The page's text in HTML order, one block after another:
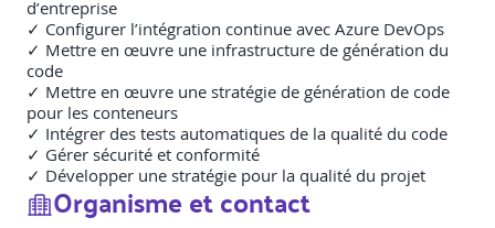
d’entreprise
✓ Configurer l’intégration continue avec Azure DevOps
✓ Mettre en œuvre une infrastructure de génération du
code
✓ Mettre en œuvre une stratégie de génération de code
pour les conteneurs
✓ Intégrer des tests automatiques de la qualité du code
✓ Gérer sécurité et conformité
✓ Développer une stratégie pour la qualité du projet
Organisme et contact